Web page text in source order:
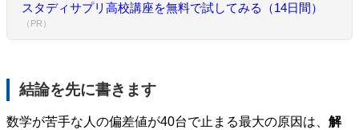
スタディサプリ高校講座を無料で試してみる（14日間）
（PR）
結論を先に書きます
数学が苦手な人の偏差値が40台で止まる最大の原因は、 解